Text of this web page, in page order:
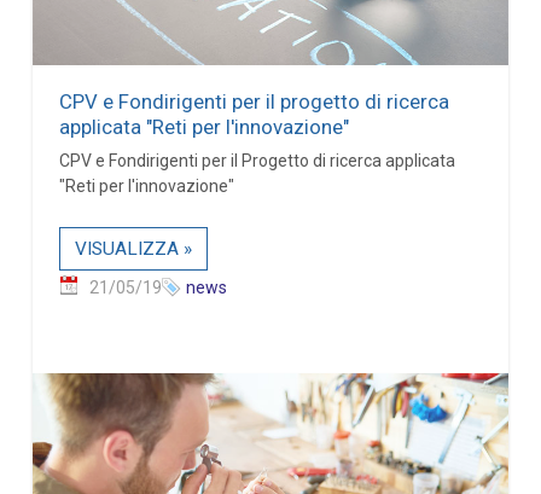
CPV e Fondirigenti per il progetto di ricerca
applicata "Reti per l'innovazione"
CPV e Fondirigenti per il Progetto di ricerca applicata
"Reti per l'innovazione"
VISUALIZZA »
21/05/19 news